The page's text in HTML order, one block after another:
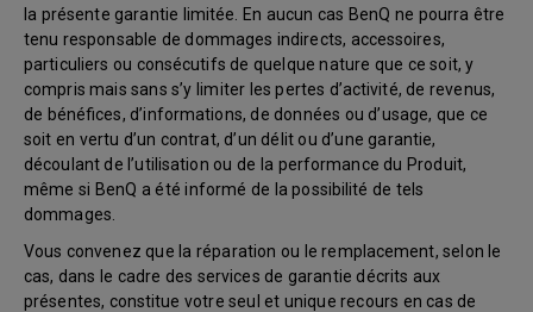
la présente garantie limitée. En aucun cas BenQ ne pourra être
tenu responsable de dommages indirects, accessoires,
particuliers ou consécutifs de quelque nature que ce soit, y
compris mais sans s’y limiter les pertes d’activité, de revenus,
de bénéfices, d’informations, de données ou d’usage, que ce
soit en vertu d’un contrat, d’un délit ou d’une garantie,
découlant de l’utilisation ou de la performance du Produit,
même si BenQ a été informé de la possibilité de tels
dommages.
Vous convenez que la réparation ou le remplacement, selon le
cas, dans le cadre des services de garantie décrits aux
présentes, constitue votre seul et unique recours en cas de